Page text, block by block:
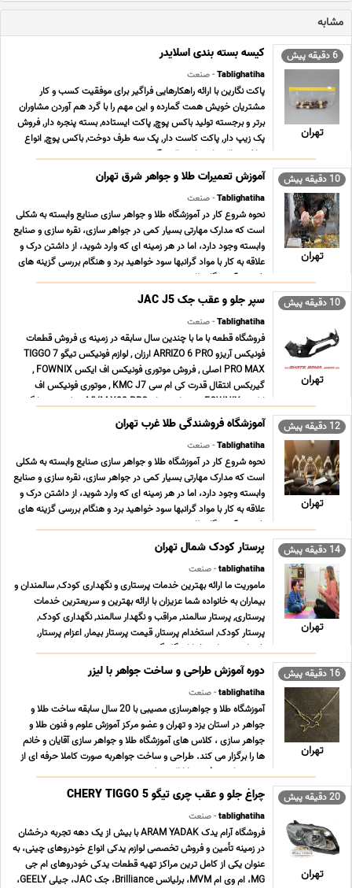
مشابه
6 دقیقه پیش
تهران
کیسه بسته بندی اسلایدر
Tablighatiha- صنعت
پاکت نگارین با ارائه راهکارهایی فراگیر برای موفقیت کسب و کار
مشتریان خویش همت گمارده و این مهم را با گرد هم آوردن مشاوران
برتر و برجسته تولید باکس پوچ, پاکت ایستاده, بسته پنجره دار, فروش
پک زیپ دار, پاکت کاست دار, پک سه طرف دوخت, باکس پوچ, انواع
سلفون, پاکت ایستاده, پاکت آلومینیو ... ...
10 دقیقه پیش
تهران
آموزش تعمیرات طلا و جواهر شرق تهران
Tablighatiha- صنعت
نحوه شروع کار در آموزشگاه طلا و جواهر سازی صنایع وابسته به شکلی
است که مدارک مهارتی بسیار کمی در جواهر سازی، نقره سازی و صنایع
وابسته وجود دارد، اما در هر زمینه ای که وارد شوید، از داشتن درک و
علاقه به کار با مواد گرانبها سود خواهید برد و هنگام بررسی گزینه های
خود در آموزشگاه طلا ... ...
10 دقیقه پیش
تهران
سپر جلو و عقب جک JAC J5
Tablighatiha- صنعت
فروشگاه قطعه با ما با چندین سال سابقه در زمینه ی فروش قطعات
فونیکس آریزو ARRIZO 6 PRO ارزان , لوازم فونیکس تیگو TIGGO 7
PRO MAX اصلی , فروش موتوری فونیکس اف ایکس FOWNIX ,
گیربکس انتقال قدرت کی ام سی KMC J7 , موتوری فونیکس اف
ایکس FOWNIX , بدنه ام وی ام MVM X22 PRO , جلوبندی سانگ ...
...
12 دقیقه پیش
تهران
آموزشگاه فروشندگی طلا غرب تهران
Tablighatiha- صنعت
نحوه شروع کار در آموزشگاه طلا و جواهر سازی صنایع وابسته به شکلی
است که مدارک مهارتی بسیار کمی در جواهر سازی، نقره سازی و صنایع
وابسته وجود دارد، اما در هر زمینه ای که وارد شوید، از داشتن درک و
علاقه به کار با مواد گرانبها سود خواهید برد و هنگام بررسی گزینه های
خود در آموزشگاه طلا ... ...
14 دقیقه پیش
تهران
پرستار کودک شمال تهران
tablighatiha- صنعت
ماموریت ما ارائه بهترین خدمات پرستاری و نگهداری کودک, سالمندان و
بیماران به خانواده شما عزیزان با ارائه بهترین و سریعترین خدمات
پرستاری, پرستار سالمند, مراقب و نگهدار سالمند, نگهداری کودک,
پرستار کودک, استخدام پرستار, قیمت پرستار بیمار, اعزام پرستار,
خدمات پرستاری خیابان گلبرگ, ش ... ...
16 دقیقه پیش
تهران
دوره آموزش طراحی و ساخت جواهر با لیزر
tablighatiha- صنعت
آموزشگاه طلا و جواهرسازی مصیبی با 20 سال سابقه ساخت طلا و
جواهر در استان یزد و تهران و عضو مرکز آموزش علوم و فنون طلا و
جواهر سازى ، کلاس هاى آموزشگاه طلا و جواهر سازى آقایان و خانم
ها را برگزار می کند. طراحى و ساخت جواهربه صورت کاملا حرفه اى از
مبتدى تا پیشرفته و با ارائه مدرک د ... ...
20 دقیقه پیش
تهران
چراغ جلو و عقب چری تیگو CHERY TIGGO 5
tablighatiha- صنعت
فروشگاه آرام یدک ARAM YADAK با بیش از یک دهه تجربه درخشان
در زمینه تأمین و فروش تخصصی لوازم یدکی انواع خودروهای چینی، به
عنوان یکی از کامل ترین مراکز تهیه قطعات یدکی خودروهای ام جی
MG، ام وی ام MVM، برلیانس Brilliance، جک JAC، جیلی GEELY،